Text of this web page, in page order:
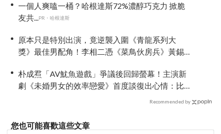
一個人爽嗑一桶？哈根達斯72%濃醇巧克力 掀脆
友共...PR・哈根達斯
原本只是特別出演，竟逆襲入圍《青龍系列大
獎》最佳男配角！李相二憑《菜鳥伙房兵》黃錫
朴成焄「AV魷魚遊戲」爭議後回歸螢幕！主演新
劇《未婚男女的效率戀愛》首度談復出心情：比
Recommended by
您也可能喜歡這些文章